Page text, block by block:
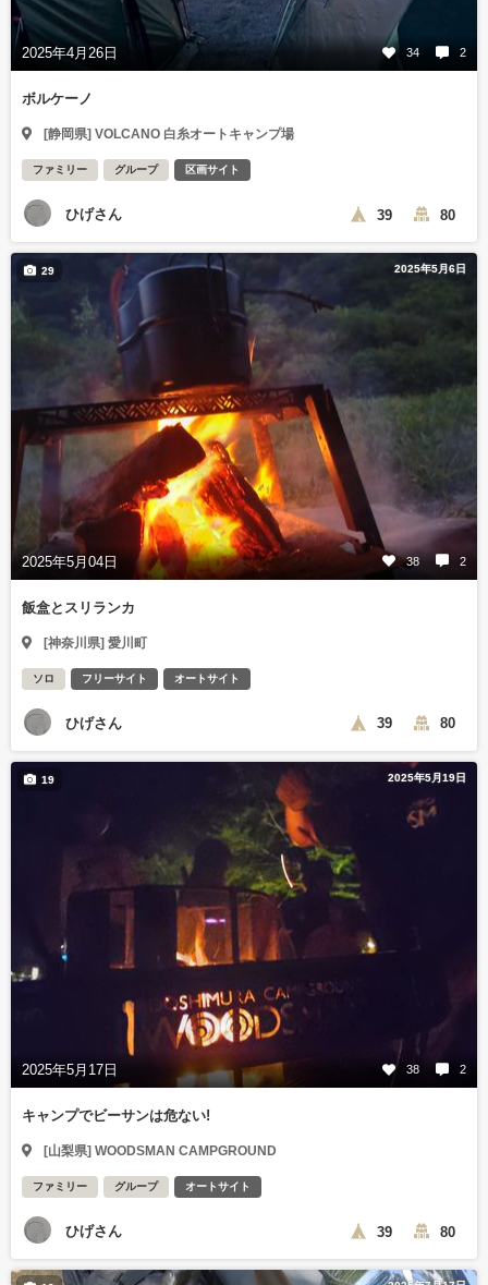
2025年4月26日 34 2
ボルケーノ
[静岡県] VOLCANO 白糸オートキャンプ場
ファミリー グループ 区画サイト
ひげさん 39 80
2025年5月6日
2025年5月04日 38 2
29
飯盒とスリランカ
[神奈川県] 愛川町
ソロ フリーサイト オートサイト
ひげさん 39 80
2025年5月19日
2025年5月17日 38 2
19
キャンプでビーサンは危ない!
[山梨県] WOODSMAN CAMPGROUND
ファミリー グループ オートサイト
ひげさん 39 80